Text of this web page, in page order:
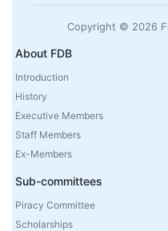
Copyright © 2026
About FDB
Introduction
History
Executive Members
Staff Members
Ex-Members
Sub-committees
Piracy Committee
Scholarships